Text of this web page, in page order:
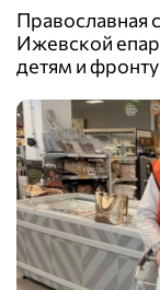
Православная
Ижевской
детям и фронту